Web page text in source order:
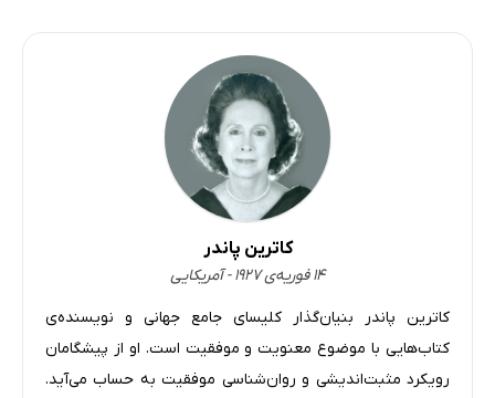
فصل دوازدهم: فعل و انفعال‌های فرایند شفا
واقعاً چه پیش آمده است؟
فصل سیزدهم: ایثار و بخشش شفابخش
کاترین پاندر
۱۴ فوریه‌ی ۱۹۲۷ - آمریکایی
کاترین پاندر بنیان‌گذار کلیسای جامع جهانی و نویسنده‌ی
کتاب‌هایی با موضوع معنویت و موفقیت است. او از پیشگامان
رویکرد مثبت‌اندیشی و روان‌شناسی موفقیت به حساب می‌آید.